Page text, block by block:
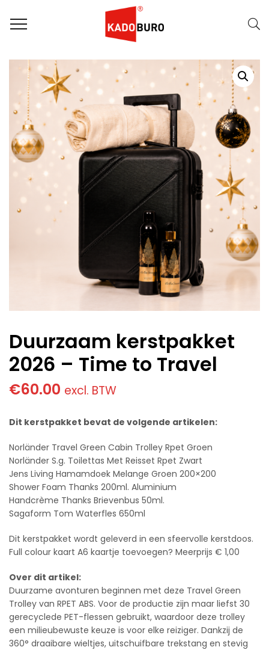
Home
Kerstpakketten - Duurzaam
Duurzaam kerstpakket 2026 – Time to Travel
Duurzaam kerstpakket
2026 – Time to Travel
€60.00 excl. BTW
Dit kerstpakket bevat de volgende artikelen:
Norländer Travel Green Cabin Trolley Rpet Groen
Norländer S.g. Toilettas Met Reisset Rpet Zwart
Jens Living Hamamdoek Melange Groen 200×200
Shower Foam Thanks 200ml. Aluminium
Handcrème Thanks Brievenbus 50ml.
Sagaform Tom Waterfles 650ml
Dit kerstpakket wordt geleverd in een sfeervolle kerstdoos.
Full colour kaart A6 kaartje toevoegen? Meerprijs € 1,00
Over dit artikel:
Duurzame avonturen beginnen met deze Travel Green
Trolley van RPET ABS. Voor de productie zijn maar liefst 30
gerecyclede PET-flessen gebruikt, waardoor deze trolley
een milieubewuste keuze is voor elke reiziger. Dankzij de
360° draaibare wieltjes, uitschuifbare trekstang en stevig